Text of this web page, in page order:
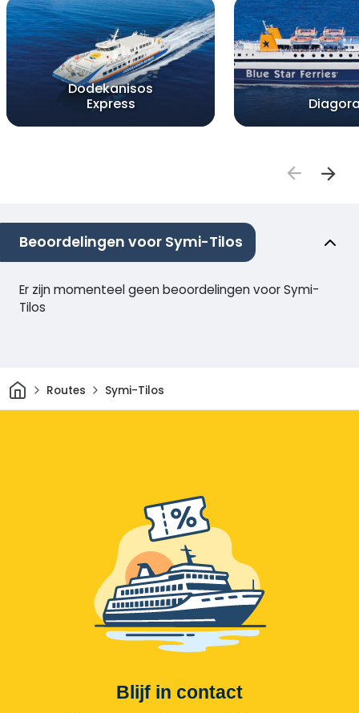
Dodekanisos
Express
Beoordelingen voor Symi-Tilos
Er zijn momenteel geen beoordelingen voor Symi-
Tilos
ThuisRoutes Symi-Tilos
Blijf in contact